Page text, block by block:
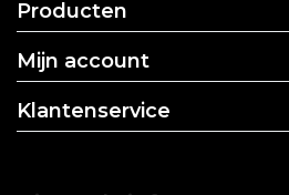
Producten
Mijn account
Klantenservice